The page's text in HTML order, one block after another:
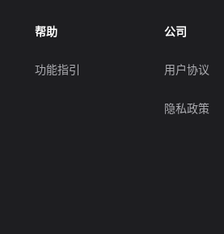
帮助
功能指引
公司
用户协议
隐私政策